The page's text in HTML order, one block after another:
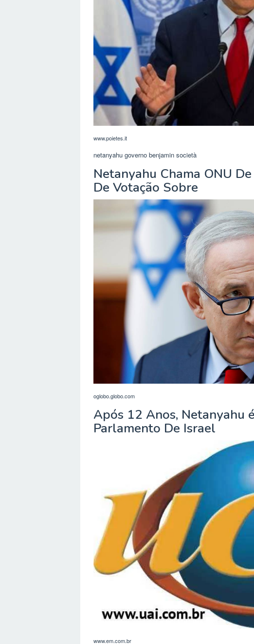
www.poietes.it
netanyahu governo benjamin società
Netanyahu Chama ONU
De Votação Sobre
oglobo.globo.com
Após 12 Anos, Netanyahu
Parlamento De Israel
www.em.com.br